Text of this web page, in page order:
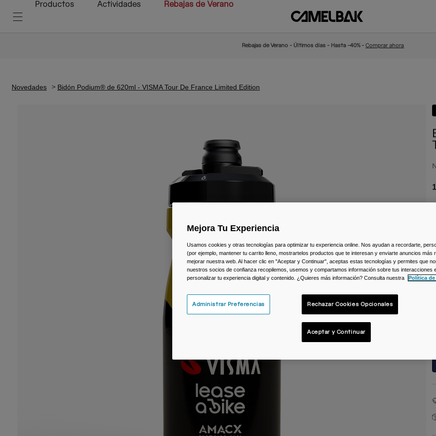
Productos Actividades Rebajas de Verano
Rebajas de Verano - Últimos días - Hasta -40% -Comprar ahora
Novedades Bidón Podium® de 620ml - VISMA Tour De France Limited Edition
Mejora Tu Experiencia
Usamos cookies y otras tecnologías para optimizar tu experiencia online. Nos ayudan a recordarte,
(por ejemplo, mantener tu carrito lleno, mostrartelos productos que te interesan y enviarte anuncios más
mejorar nuestra web. Al hacer clic en "Aceptar y Continuar", aceptas estas tecnologías y permites que
nuestros socios de confianza recopilemos, usemos y compartamos información sobre tus interacciones
personalizar tu experiencia digital y contenido. ¿Quieres más información? Consulta nuestra
Política de
Administrar Preferencias Rechazar Cookies Opcionales
Aceptar y Continuar